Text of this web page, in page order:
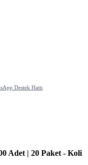
Destek Hattı
Adet | 20 Paket - Koli